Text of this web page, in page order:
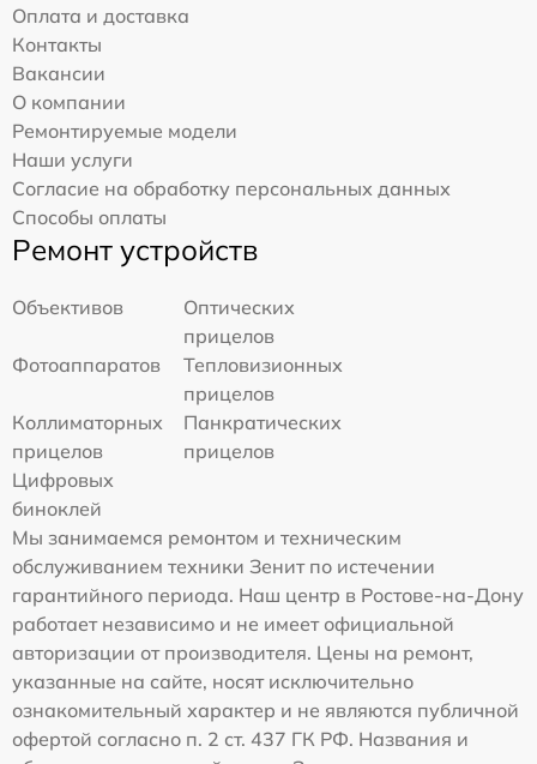
Оплата и доставка
Контакты
Вакансии
О компании
Ремонтируемые модели
Наши услуги
Согласие на обработку персональных данных
Способы оплаты
Ремонт устройств
Объективов
Оптических
прицелов
Фотоаппаратов
Тепловизионных
прицелов
Коллиматорных
прицелов
Панкратических
прицелов
Цифровых
биноклей
Мы занимаемся ремонтом и техническим
обслуживанием техники Зенит по истечении
гарантийного периода. Наш центр в Ростове-на-Дону
работает независимо и не имеет официальной
авторизации от производителя. Цены на ремонт,
указанные на сайте, носят исключительно
ознакомительный характер и не являются публичной
офертой согласно п. 2 ст. 437 ГК РФ. Названия и